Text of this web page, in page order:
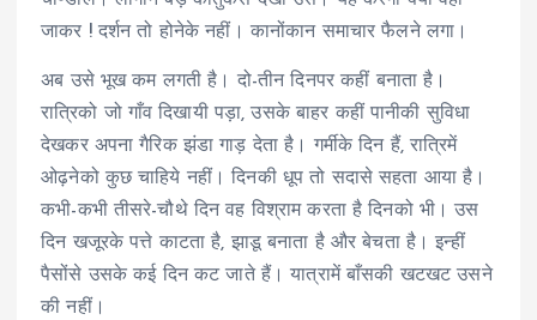
जाकर ! दर्शन तो होनेके नहीं। कानोंकान समाचार फैलने लगा।
अब उसे भूख कम लगती है। दो-तीन दिनपर कहीं बनाता है।
रात्रिको जो गाँव दिखायी पड़ा, उसके बाहर कहीं पानीकी सुविधा
देखकर अपना गैरिक झंडा गाड़ देता है। गर्मीके दिन हैं, रात्रिमें
ओढ़नेको कुछ चाहिये नहीं। दिनकी धूप तो सदासे सहता आया है।
कभी-कभी तीसरे-चौथे दिन वह विश्राम करता है दिनको भी। उस
दिन खजूरके पत्ते काटता है, झाडू बनाता है और बेचता है। इन्हीं
पैसोंसे उसके कई दिन कट जाते हैं। यात्रामें बाँसकी खटखट उसने
की नहीं।